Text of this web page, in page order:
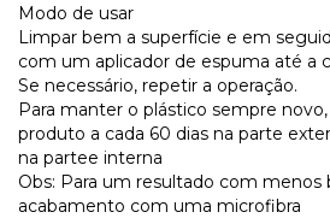
Modo de usar
Limpar bem a superfície e em
com um aplicador de espuma até a
Se necessário, repetir a operação.
Para manter o plástico sempre
produto a cada 60 dias na parte
na partee interna
Obs: Para um resultado com menos
acabamento com uma microfibra